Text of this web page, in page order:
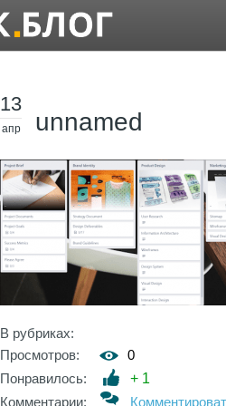
13
апр unnamed
В рубриках:
Просмотров:
0
Понравилось:
+ 1
Комментарии: